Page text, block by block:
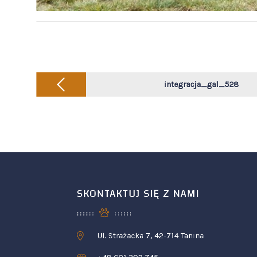
Post
navigation integracja_gal_528
SKONTAKTUJ SIĘ Z NAMI
Ul. Strażacka 7, 42-714 Tanina